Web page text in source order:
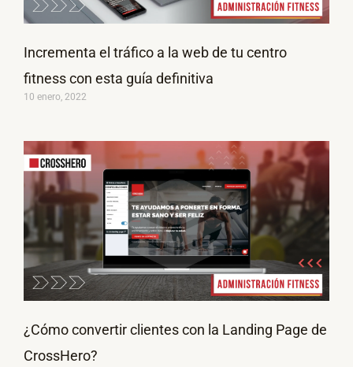
Incrementa el tráfico a la web de tu centro
fitness con esta guía definitiva
10 enero, 2022
¿Cómo convertir clientes con la Landing Page de
CrossHero?